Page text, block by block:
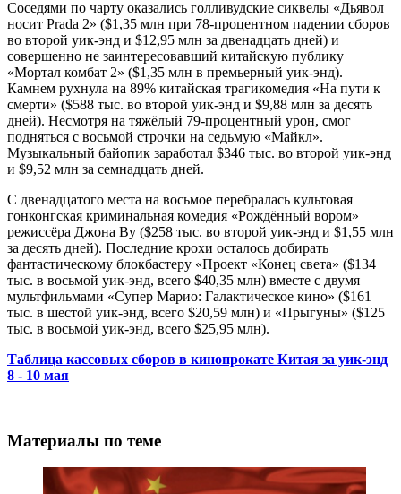
Соседями по чарту оказались голливудские сиквелы «Дьявол
носит Prada 2» ($1,35 млн при 78-процентном падении сборов
во второй уик-энд и $12,95 млн за двенадцать дней) и
совершенно не заинтересовавший китайскую публику
«Мортал комбат 2» ($1,35 млн в премьерный уик-энд).
Камнем рухнула на 89% китайская трагикомедия «На пути к
смерти» ($588 тыс. во второй уик-энд и $9,88 млн за десять
дней). Несмотря на тяжёлый 79-процентный урон, смог
подняться с восьмой строчки на седьмую «Майкл».
Музыкальный байопик заработал $346 тыс. во второй уик-энд
и $9,52 млн за семнадцать дней.
С двенадцатого места на восьмое перебралась культовая
гонконгская криминальная комедия «Рождённый вором»
режиссёра Джона Ву ($258 тыс. во второй уик-энд и $1,55 млн
за десять дней). Последние крохи осталось добирать
фантастическому блокбастеру «Проект «Конец света» ($134
тыс. в восьмой уик-энд, всего $40,35 млн) вместе с двумя
мультфильмами «Супер Марио: Галактическое кино» ($161
тыс. в шестой уик-энд, всего $20,59 млн) и «Прыгуны» ($125
тыс. в восьмой уик-энд, всего $25,95 млн).
Таблица кассовых сборов в кинопрокате Китая за уик-энд
8 - 10 мая
Материалы по теме